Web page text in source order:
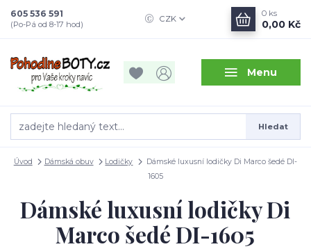
Menu
CZK
Hledat
605 536 591
(Po-Pá od 8-17 hod)
0 ks
0,00 Kč
Úvod Dámská obuv Lodičky
Dámské luxusní lodičky Di Marco šedé DI-
1605
Dámské luxusní lodičky Di
Marco šedé DI-1605